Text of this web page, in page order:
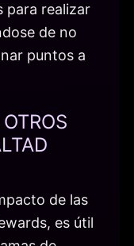
para realizar
de no
puntos a
de las
es útil